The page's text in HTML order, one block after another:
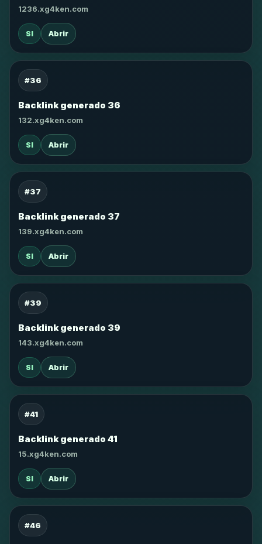
1236.xg4ken.com
SI Abrir
#36
Backlink generado 36
132.xg4ken.com
SI Abrir
#37
Backlink generado 37
139.xg4ken.com
SI Abrir
#39
Backlink generado 39
143.xg4ken.com
SI Abrir
#41
Backlink generado 41
15.xg4ken.com
SI Abrir
#46